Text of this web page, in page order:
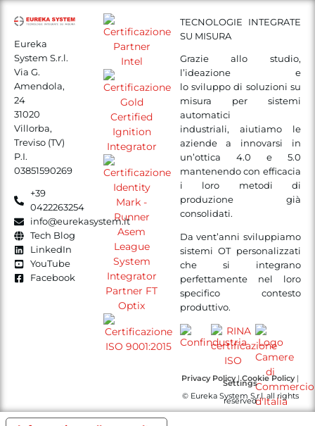
TECNOLOGIE INTEGRATE
SU MISURA
Grazie allo studio,
l’ideazione e
lo sviluppo di soluzioni su
misura per sistemi
automatici
industriali, aiutiamo le
aziende a innovarsi in
un’ottica 4.0 e 5.0
mantenendo con efficacia
i loro metodi di
produzione già
consolidati.
Da vent’anni sviluppiamo
sistemi OT personalizzati
che si integrano
perfettamente nel loro
specifico contesto
produttivo.
Privacy Policy|Cookie Policy|
Settings
© Eureka System S.r.l. all rights
reserved
Eureka
System S.r.l.
Via G.
Amendola,
24
31020
Villorba,
Treviso (TV)
P.I.
03851590269
+39
0422263254
info@eurekasystem.it
Tech Blog
LinkedIn
YouTube
Facebook